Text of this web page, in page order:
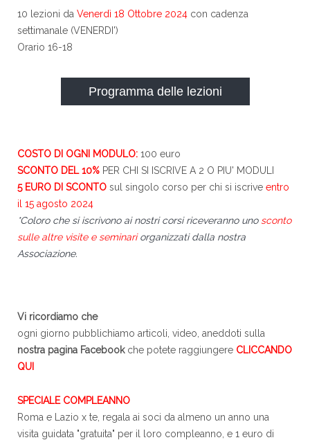
10 lezioni da Venerdì 18 Ottobre 2024 con cadenza
settimanale (VENERDI')
Orario 16-18
Programma delle lezioni
COSTO DI OGNI MODULO: 100 euro
SCONTO DEL 10% PER CHI SI ISCRIVE A 2 O PIU' MODULI
5 EURO DI SCONTO sul singolo corso per chi si iscrive entro
il 15 agosto 2024
*Coloro che si iscrivono ai nostri corsi riceveranno uno sconto
sulle altre visite e seminariorganizzati dalla nostra
Associazione.
Vi ricordiamo che
ogni giorno pubblichiamo articoli, video, aneddoti sulla
nostra pagina Facebookche potete raggiungere CLICCANDO
QUI
SPECIALE COMPLEANNO
Roma e Lazio x te, regala ai soci da almeno un anno una
visita guidata "gratuita" per il loro compleanno, e 1 euro di